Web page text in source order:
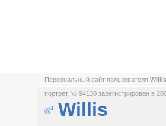
Персональный сайт пользователя
портрет № 94130 зарегистрирован в
Willis